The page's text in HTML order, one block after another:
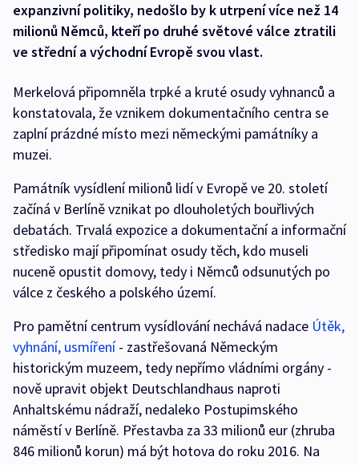
expanzivní politiky, nedošlo by k utrpení více než 14
milionů Němců, kteří po druhé světové válce ztratili
ve střední a východní Evropě svou vlast.
Merkelová připomněla trpké a kruté osudy vyhnanců a
konstatovala, že vznikem dokumentačního centra se
zaplní prázdné místo mezi německými památníky a
muzei.
Památník vysídlení milionů lidí v Evropě ve 20. století
začíná v Berlíně vznikat po dlouholetých bouřlivých
debatách. Trvalá expozice a dokumentační a informační
středisko mají připomínat osudy těch, kdo museli
nuceně opustit domovy, tedy i Němců odsunutých po
válce z českého a polského území.
Pro pamětní centrum vysídlování nechává nadace Útěk,
vyhnání, usmíření- zastřešovaná Německým
historickým muzeem, tedy nepřímo vládními orgány -
nově upravit objekt Deutschlandhaus naproti
Anhaltskému nádraží, nedaleko Postupimského
náměstí v Berlíně. Přestavba za 33 milionů eur (zhruba
846 milionů korun) má být hotova do roku 2016. Na